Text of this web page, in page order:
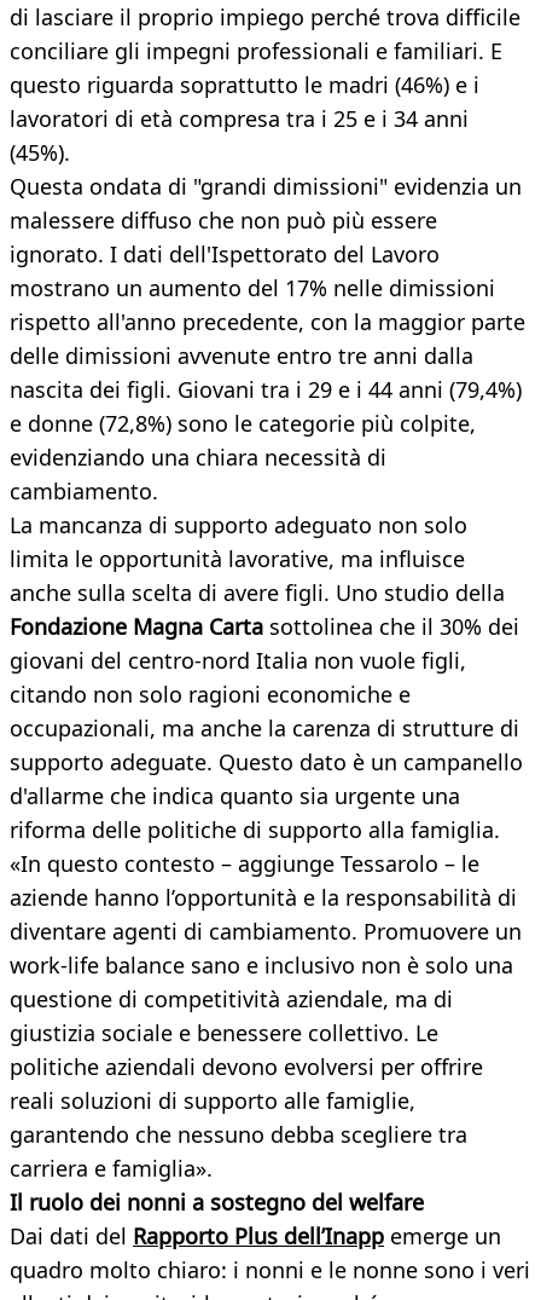
di lasciare il proprio impiego perché trova difficile
conciliare gli impegni professionali e familiari. E
questo riguarda soprattutto le madri (46%) e i
lavoratori di età compresa tra i 25 e i 34 anni
(45%).
Questa ondata di "grandi dimissioni" evidenzia un
malessere diffuso che non può più essere
ignorato. I dati dell'Ispettorato del Lavoro
mostrano un aumento del 17% nelle dimissioni
rispetto all'anno precedente, con la maggior parte
delle dimissioni avvenute entro tre anni dalla
nascita dei figli. Giovani tra i 29 e i 44 anni (79,4%)
e donne (72,8%) sono le categorie più colpite,
evidenziando una chiara necessità di
cambiamento.
La mancanza di supporto adeguato non solo
limita le opportunità lavorative, ma influisce
anche sulla scelta di avere figli. Uno studio della
Fondazione Magna Carta sottolinea che il 30% dei
giovani del centro-nord Italia non vuole figli,
citando non solo ragioni economiche e
occupazionali, ma anche la carenza di strutture di
supporto adeguate. Questo dato è un campanello
d'allarme che indica quanto sia urgente una
riforma delle politiche di supporto alla famiglia.
«In questo contesto – aggiunge Tessarolo – le
aziende hanno l’opportunità e la responsabilità di
diventare agenti di cambiamento. Promuovere un
work-life balance sano e inclusivo non è solo una
questione di competitività aziendale, ma di
giustizia sociale e benessere collettivo. Le
politiche aziendali devono evolversi per offrire
reali soluzioni di supporto alle famiglie,
garantendo che nessuno debba scegliere tra
carriera e famiglia».
Il ruolo dei nonni a sostegno del welfare
Dai dati del Rapporto Plus dell’Inapp emerge un
quadro molto chiaro: i nonni e le nonne sono i veri